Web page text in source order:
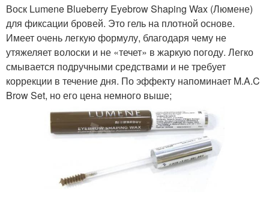
Воск Lumene Blueberry Eyebrow Shaping Wax (Люмене)
для фиксации бровей. Это гель на плотной основе.
Имеет очень легкую формулу, благодаря чему не
утяжеляет волоски и не «течет» в жаркую погоду. Легко
смывается подручными средствами и не требует
коррекции в течение дня. По эффекту напоминает M.A.C
Brow Set, но его цена немного выше;